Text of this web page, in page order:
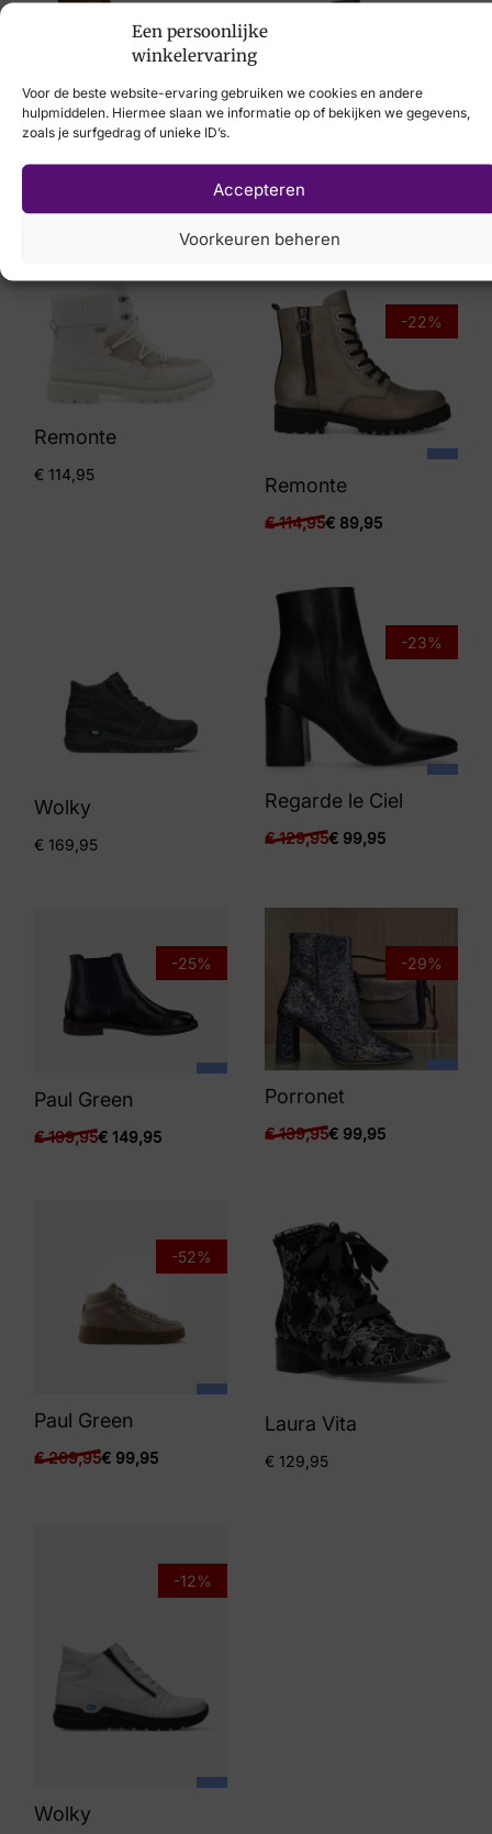
Een persoonlijke
winkelervaring
Voor de beste website-ervaring gebruiken we cookies en andere
hulpmiddelen. Hiermee slaan we informatie op of bekijken we gegevens,
zoals je surfgedrag of unieke ID’s.
Accepteren
Voorkeuren beheren
-10%
Panama Jack
Post Xchange
€149,95
Remonte
€ 114,95
-22%
Remonte
€114,95€89,95
Wolky
€ 169,95
-23%
Regarde le Ciel
€129,95€99,95
-25%
Paul Green
€199,95€ 149,95
-29%
Porronet
€139,95€99,95
-52%
Paul Green
€209,95€ 99,95
Laura Vita
€ 129,95
-12%
Wolky